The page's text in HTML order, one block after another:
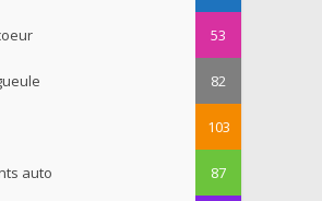
53
82
103
auto 87